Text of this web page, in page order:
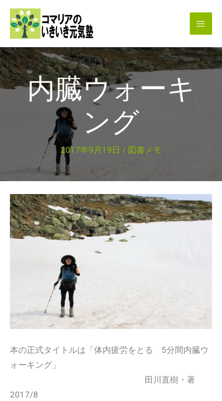
ス
キ
ッ
内臓ウォーキ
ング
2017年9月19日 / 図書メモ
本の正式タイトルは「体内疲労をとる 5分間内臓ウ
ォーキング」
田川直樹・著
2017/8